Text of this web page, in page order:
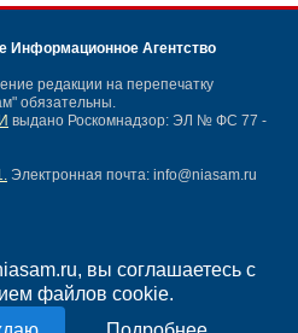
вы соглашаетесь с
файлов cookie.
Информационное Агентство
редакции на перепечатку
обязательны.
выдано Роскомнадзор: ЭЛ № ФС 77 -
Электронная почта: info@niasam.ru
данных